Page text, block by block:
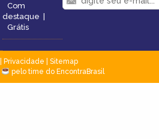
Com
destaque |
Grátis
Privacidade
Sitemap
pelo time do EncontraBrasil